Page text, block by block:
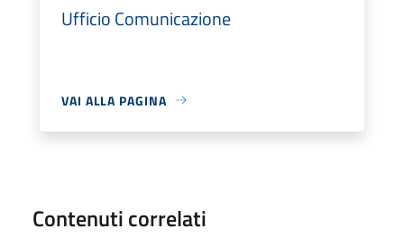
Ufficio Comunicazione
VAI ALLA PAGINA
Contenuti correlati